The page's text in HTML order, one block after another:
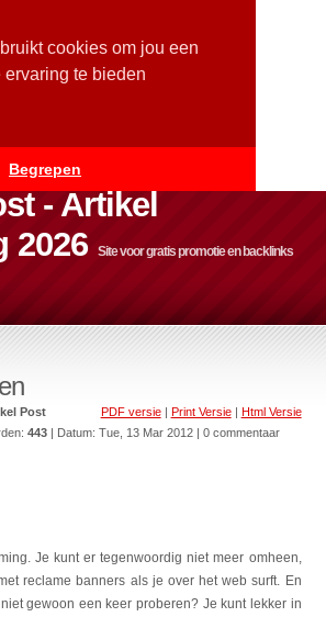
cookies om jou een
te bieden
Begrepen
- Artikel
2026
Site voor gratis promotie en backlinks
PDF versie| Print Versie| Html Versie
Post
443 | Datum:Tue, 13 Mar 2012 | 0 commentaar
Je kunt er tegenwoordig niet meer omheen,
reclame banners als je over het web surft. En
gewoon een keer proberen? Je kunt lekker in